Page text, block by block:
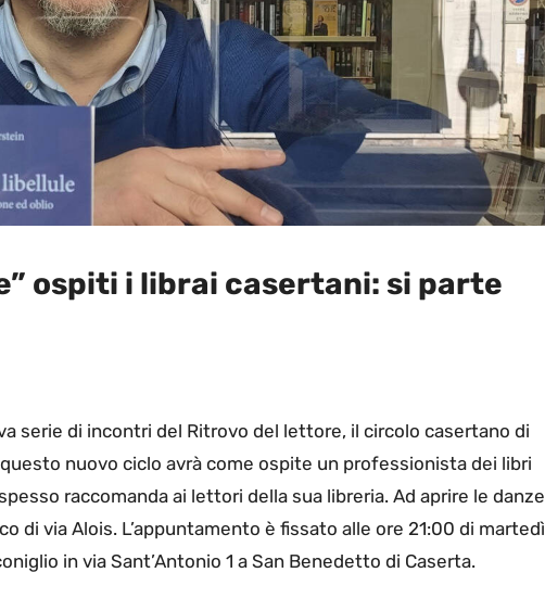
ospiti i librai casertani: si parte
serie di incontri del Ritrovo del lettore, il circolo casertano di
nuovo ciclo avrà come ospite un professionista dei libri
raccomanda ai lettori della sua libreria. Ad aprire le danze
di via Alois. L’appuntamento è fissato alle ore 21:00 di martedì
in via Sant’Antonio 1 a San Benedetto di Caserta.